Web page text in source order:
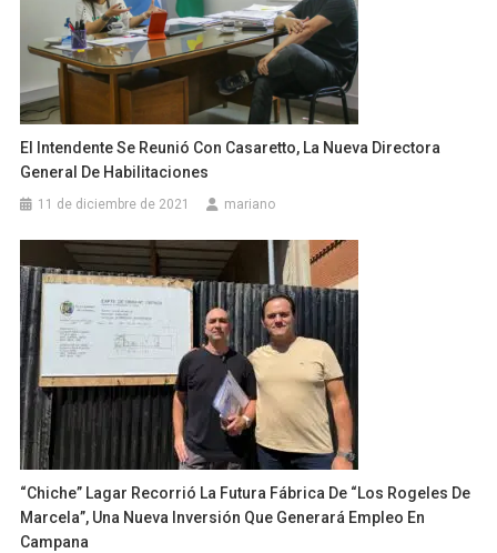
El Intendente Se Reunió Con Casaretto, La Nueva Directora
General De Habilitaciones
11 de diciembre de 2021 mariano
“Chiche” Lagar Recorrió La Futura Fábrica De “Los Rogeles De
Marcela”, Una Nueva Inversión Que Generará Empleo En
Campana